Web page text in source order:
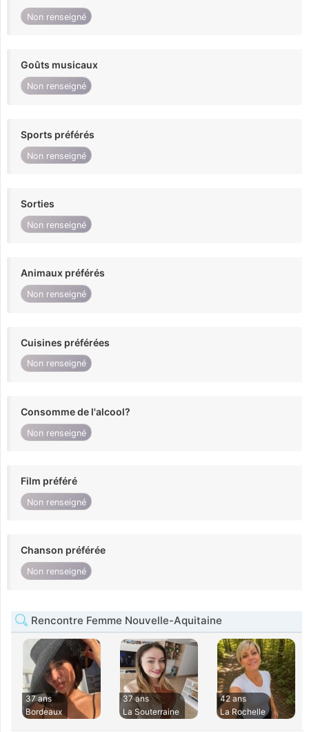
Non renseigné
Goûts musicaux
Non renseigné
Sports préférés
Non renseigné
Sorties
Non renseigné
Animaux préférés
Non renseigné
Cuisines préférées
Non renseigné
Consomme de l'alcool?
Non renseigné
Film préféré
Non renseigné
Chanson préférée
Non renseigné
Rencontre Femme Nouvelle-Aquitaine
37 ans
Bordeaux
37 ans
La Souterraine
42 ans
La Rochelle